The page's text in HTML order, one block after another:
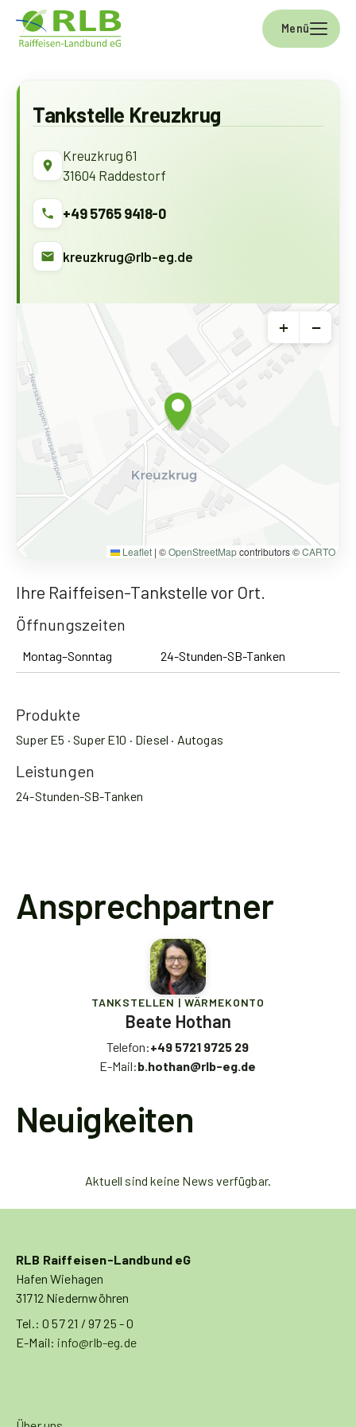
Skip to main navigation
Skip to main content
Skip to page footer
Menü
Tankstelle Kreuzkrug
Kreuzkrug 61
31604 Raddestorf
+49 5765 9418-0
kreuzkrug@rlb-eg.de
+ −
Leaflet | ©OpenStreetMapcontributors ©CARTO
Ihre Raiffeisen-Tankstelle vor Ort.
Öffnungszeiten
Montag–Sonntag 24-Stunden-SB-Tanken
Produkte
Super E5 · Super E10 · Diesel · Autogas
Leistungen
24-Stunden-SB-Tanken
Ansprechpartner
TANKSTELLEN | WÄRMEKONTO
Beate Hothan
Telefon:+49 5721 9725 29
E-Mail:b.hothan@rlb-eg.de
Neuigkeiten
Aktuell sind keine News verfügbar.
RLB Raiffeisen-Landbund eG
Hafen Wiehagen
31712 Niedernwöhren
Tel.: 0 57 21 / 97 25 - 0
E-Mail: info@rlb-eg.de